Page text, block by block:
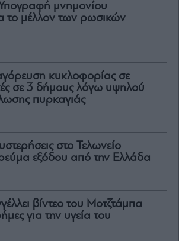
μνημονίου
το μέλλον των ρωσικών
κυκλοφορίας σε
σε 3 δήμους λόγω υψηλού
πυρκαγιάς
στο Τελωνείο
εξόδου από την Ελλάδα
βίντεο του Μοτζτάμπα
για την υγεία του